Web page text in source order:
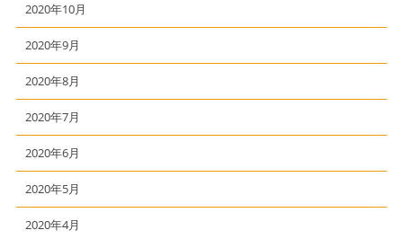
2020年10月
2020年9月
2020年8月
2020年7月
2020年6月
2020年5月
2020年4月